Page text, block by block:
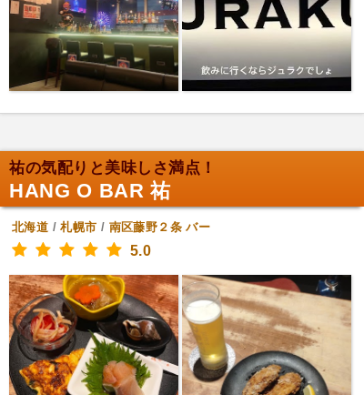
祐の気配りと美味しさ満点！
HANG O BAR 祐
北海道 /札幌市 / 南区藤野２条 バー
5.0